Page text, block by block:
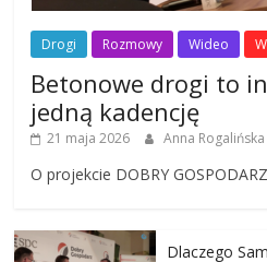
Drogi Rozmowy Wideo
Betonowe drogi to
jedną kadencję
21 maja 2026 Anna Rogalińska
O projekcie DOBRY
Dlaczego